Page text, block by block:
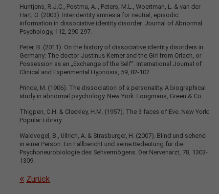
Huntjens, R.J.C., Postma, A. , Peters, M.L., Woertman, L. & van der
Hart, O. (2003). Interidentity amnesia for neutral, episodic
information in dissociative identity disorder. Journal of Abnormal
Psychology, 112, 290-297.
Peter, B. (2011). On the history of dissociative identity disorders in
Germany: The doctor Justinus Kerner and the Girl from Orlach, or
Possession as an „Exchange of the Self“. International Journal of
Clinical and Experimental Hypnosis, 59, 82-102.
Prince, M. (1906). The dissociation of a personality. A biographical
study in abnormal psychology. New York: Longmans, Green & Co.
Thigpen, C.H. & Cleckley, H.M. (1957). The 3 faces of Eve. New York:
Popular Library.
Waldvogel, B., Ullrich, A. & Strasburger, H. (2007). Blind und sehend
in einer Person: Ein Fallbericht und seine Bedeutung für die
Psychoneurobiologie des Sehvermögens. Der Nervenarzt, 78, 1303-
1309.
Zurück